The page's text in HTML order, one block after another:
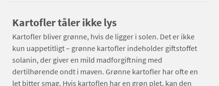
Kartofler tåler ikke lys
Kartofler bliver grønne, hvis de ligger i solen. Det er ikke
kun uappetitligt – grønne kartofler indeholder giftstoffet
solanin, der giver en mild madforgiftning med
dertilhørende ondt i maven. Grønne kartofler har ofte en
let bitter smag. Hvis kartoflen har en grøn plet, kan den